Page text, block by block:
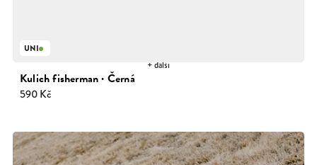
Kulich fisherman · Černá
590 Kč
UNI
+ další